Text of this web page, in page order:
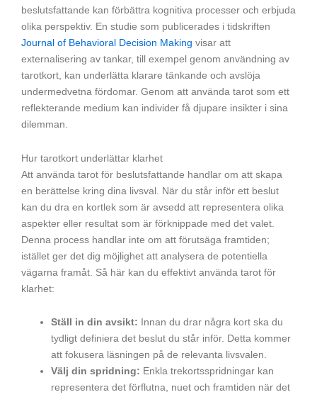
beslutsfattande kan förbättra kognitiva processer och erbjuda
olika perspektiv. En studie som publicerades i tidskriften
Journal of Behavioral Decision Making visar att
externalisering av tankar, till exempel genom användning av
tarotkort, kan underlätta klarare tänkande och avslöja
undermedvetna fördomar. Genom att använda tarot som ett
reflekterande medium kan individer få djupare insikter i sina
dilemman.
Hur tarotkort underlättar klarhet
Att använda tarot för beslutsfattande handlar om att skapa
en berättelse kring dina livsval. När du står inför ett beslut
kan du dra en kortlek som är avsedd att representera olika
aspekter eller resultat som är förknippade med det valet.
Denna process handlar inte om att förutsäga framtiden;
istället ger det dig möjlighet att analysera de potentiella
vägarna framåt. Så här kan du effektivt använda tarot för
klarhet:
Ställ in din avsikt: Innan du drar några kort ska du
tydligt definiera det beslut du står inför. Detta kommer
att fokusera läsningen på de relevanta livsvalen.
Välj din spridning: Enkla trekortsspridningar kan
representera det förflutna, nuet och framtiden när det